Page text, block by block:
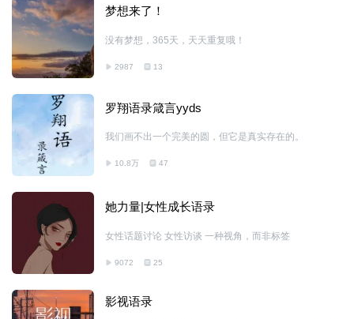
梦想来了！
没有梦想，365天，天天重复哦！
2987 13
罗翔语录箴言yyds
我们画不出一个完美的圆，但它是真实存在的。
10.8万 47
她力量|女性成长语录
女性话题讨论 女性访谈 一种视角，而非标签
9072 25
影视语录